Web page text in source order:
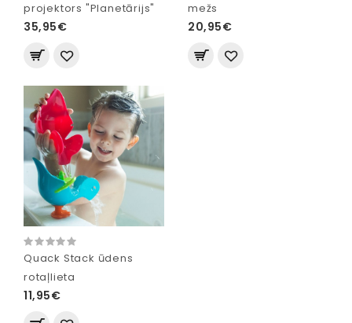
projektors "Planetārijs"
35,95€
mežs
20,95€
Quack Stack ūdens
rotaļlieta
11,95€